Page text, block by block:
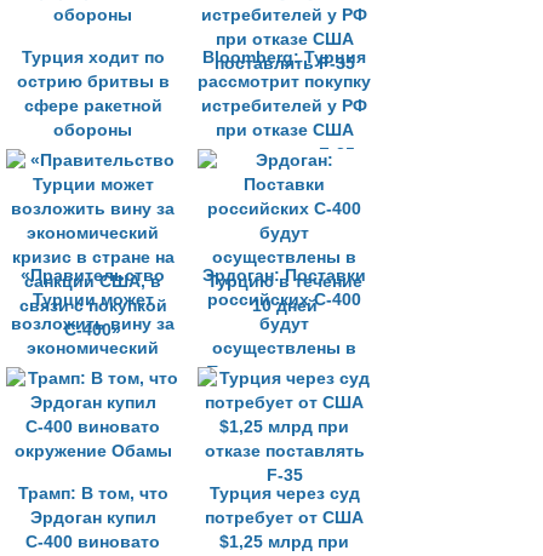
Турция ходит по
острию бритвы в
сфере ракетной
обороны
Bloomberg: Турция
рассмотрит покупку
истребителей у РФ
при отказе США
поставлять F-35
«Правительство
Турции может
возложить вину за
экономический
кризис в стране на
санкции США, в
связи с покупкой
С-400»
Эрдоган: Поставки
российских С-400
будут
осуществлены в
Турцию в течение
10 дней
Трамп: В том, что
Эрдоган купил
С-400 виновато
Турция через суд
потребует от США
$1,25 млрд при